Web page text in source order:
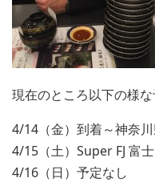
現在のところ以下の様な
4/14（金）到着～神奈
4/15（土）Super FJ 富
4/16（日）予定なし